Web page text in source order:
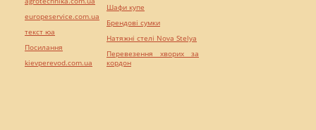
europeservice.com.ua
текст юа
Посилання
kievperevod.com.ua
Шафи купе
Брендові сумки
Натяжні стелі Nova Stelya
Перевезення хворих за
кордон